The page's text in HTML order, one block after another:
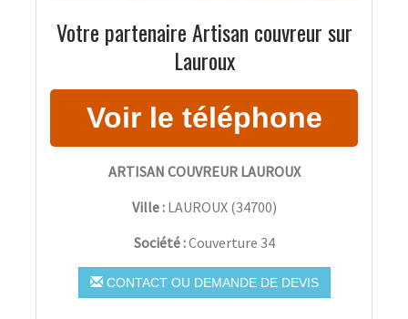
Votre partenaire Artisan couvreur sur
Lauroux
ARTISAN COUVREUR LAUROUX
Ville : LAUROUX(34700)
Société :Couverture 34
CONTACT OU DEMANDE DE DEVIS